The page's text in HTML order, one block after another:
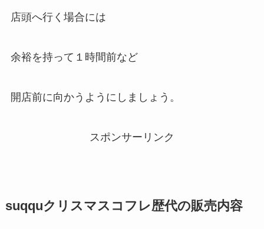
店頭へ行く場合には
余裕を持って１時間前など
開店前に向かうようにしましょう。
スポンサーリンク
suqquクリスマスコフレ歴代の販売内容